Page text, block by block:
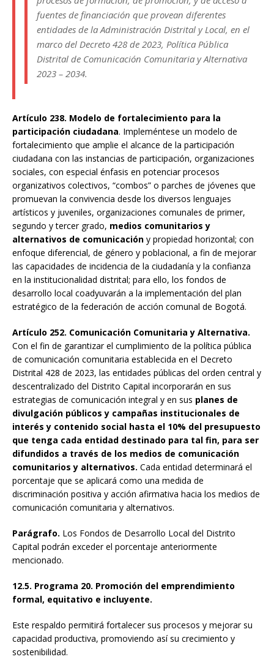
fuentes de financiación que provean diferentes
entidades de la Administración Distrital y Local, en el
marco del Decreto 428 de 2023, Política Pública
Distrital de Comunicación Comunitaria y Alternativa
2023 – 2034.
Artículo 238. Modelo de fortalecimiento para la
participación ciudadana. Impleméntese un modelo de
fortalecimiento que amplie el alcance de la participación
ciudadana con las instancias de participación, organizaciones
sociales, con especial énfasis en potenciar procesos
organizativos colectivos, “combos” o parches de jóvenes que
promuevan la convivencia desde los diversos lenguajes
artísticos y juveniles, organizaciones comunales de primer,
segundo y tercer grado, medios comunitarios y
alternativos de comunicación y propiedad horizontal; con
enfoque diferencial, de género y poblacional, a fin de mejorar
las capacidades de incidencia de la ciudadanía y la confianza
en la institucionalidad distrital; para ello, los fondos de
desarrollo local coadyuvarán a la implementación del plan
estratégico de la federación de acción comunal de Bogotá.
Artículo 252. Comunicación Comunitaria y Alternativa.
Con el fin de garantizar el cumplimiento de la política pública
de comunicación comunitaria establecida en el Decreto
Distrital 428 de 2023, las entidades públicas del orden central y
descentralizado del Distrito Capital incorporarán en sus
estrategias de comunicación integral y en sus planes de
divulgación públicos y campañas institucionales de
interés y contenido social hasta el 10% del presupuesto
que tenga cada entidad destinado para tal fin, para ser
difundidos a través de los medios de comunicación
comunitarios y alternativos. Cada entidad determinará el
porcentaje que se aplicará como una medida de
discriminación positiva y acción afirmativa hacia los medios de
comunicación comunitaria y alternativos.
Parágrafo. Los Fondos de Desarrollo Local del Distrito
Capital podrán exceder el porcentaje anteriormente
mencionado.
12.5. Programa 20. Promoción del emprendimiento
formal, equitativo e incluyente.
Este respaldo permitirá fortalecer sus procesos y mejorar su
capacidad productiva, promoviendo así su crecimiento y
sostenibilidad.